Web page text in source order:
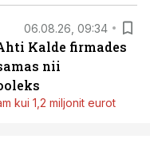
06.08.26, 09:34
Kalde firmades
nii
kui 1,2 miljonit eurot